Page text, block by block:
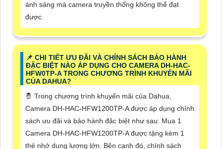
ánh sáng mà camera truyền thống không thể đạt
được.
📌 CHI TIẾT ƯU ĐÃI VÀ CHÍNH SÁCH BẢO HÀNH
ĐẶC BIỆT NÀO ÁP DỤNG CHO CAMERA DH-HAC-
HFW0TP-A TRONG CHƯƠNG TRÌNH KHUYẾN MÃI
CỦA DAHUA?
🤴 Trong chương trình khuyến mãi của Dahua,
Camera DH-HAC-HFW1200TP-A được áp dụng chính
sách ưu đãi và bảo hành đặc biệt như sau: Mua 1
Camera DH-HAC-HFW1200TP-A được tặng kèm 1
thẻ nhớ dung lượng lớn. Bên cạnh đó, chính sách